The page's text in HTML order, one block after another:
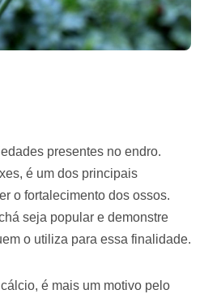
presentes no endro.
é um dos principais
o fortalecimento dos ossos.
seja popular e demonstre
o utiliza para essa finalidade.
é mais um motivo pelo